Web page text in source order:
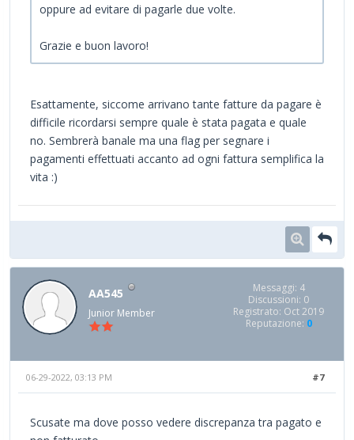
oppure ad evitare di pagarle due volte.
Grazie e buon lavoro!
Esattamente, siccome arrivano tante fatture da pagare è
difficile ricordarsi sempre quale è stata pagata e quale
no. Sembrerà banale ma una flag per segnare i
pagamenti effettuati accanto ad ogni fattura semplifica la
vita :)
AA545
Junior Member
Messaggi: 4
Discussioni: 0
Registrato: Oct 2019
Reputazione: 0
#7
06-29-2022, 03:13 PM
Scusate ma dove posso vedere discrepanza tra pagato e